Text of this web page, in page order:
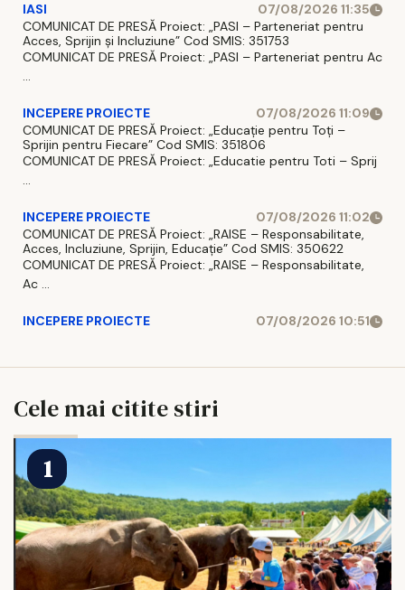
IASI
07/08/2026 11:35
COMUNICAT DE PRESĂ Proiect: „PASI – Parteneriat pentru
Acces, Sprijin și Incluziune” Cod SMIS: 351753
COMUNICAT DE PRESĂ Proiect: „PASI – Parteneriat pentru Ac
...
INCEPERE PROIECTE
07/08/2026 11:09
COMUNICAT DE PRESĂ Proiect: „Educație pentru Toți –
Sprijin pentru Fiecare” Cod SMIS: 351806
COMUNICAT DE PRESĂ Proiect: „Educatie pentru Toti – Sprij
...
INCEPERE PROIECTE
07/08/2026 11:02
COMUNICAT DE PRESĂ Proiect: „RAISE – Responsabilitate,
Acces, Incluziune, Sprijin, Educație” Cod SMIS: 350622
COMUNICAT DE PRESĂ Proiect: „RAISE – Responsabilitate,
Ac ...
INCEPERE PROIECTE 07/08/2026 10:51
Cele mai citite stiri